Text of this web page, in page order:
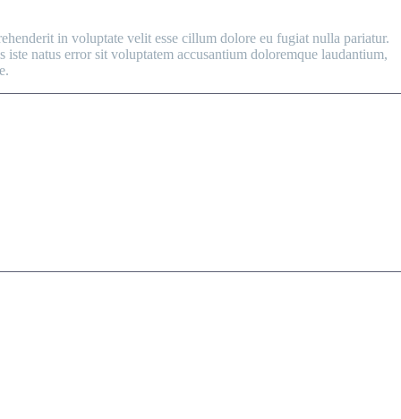
in voluptate velit esse cillum dolore eu fugiat nulla pariatur.
natus error sit voluptatem accusantium doloremque laudantium,